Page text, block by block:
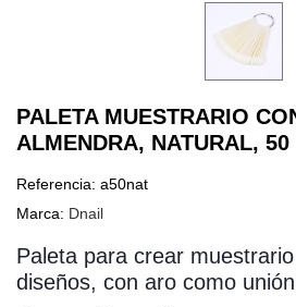
PALETA MUESTRARIO
ALMENDRA, NATURAL, 50
Referencia: a50nat
Marca: Dnail
Paleta para crear
diseños, con aro como